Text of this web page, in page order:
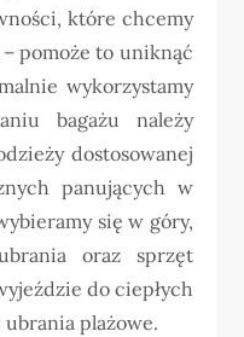
które chcemy
pomoże to uniknąć
wykorzystamy
bagażu należy
dostosowanej
panujących w
się w góry,
oraz sprzęt
do ciepłych
plażowe.